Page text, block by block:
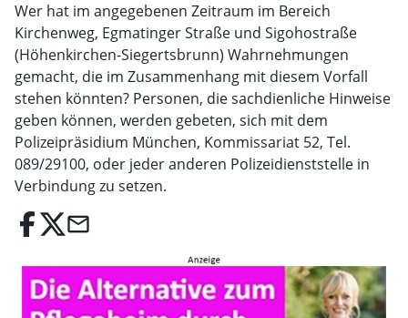
Wer hat im angegebenen Zeitraum im Bereich
Kirchenweg, Egmatinger Straße und Sigohostraße
(Höhenkirchen-Siegertsbrunn) Wahrnehmungen
gemacht, die im Zusammenhang mit diesem Vorfall
stehen könnten? Personen, die sachdienliche Hinweise
geben können, werden gebeten, sich mit dem
Polizeipräsidium München, Kommissariat 52, Tel.
089/29100, oder jeder anderen Polizeidienststelle in
Verbindung zu setzen.
email